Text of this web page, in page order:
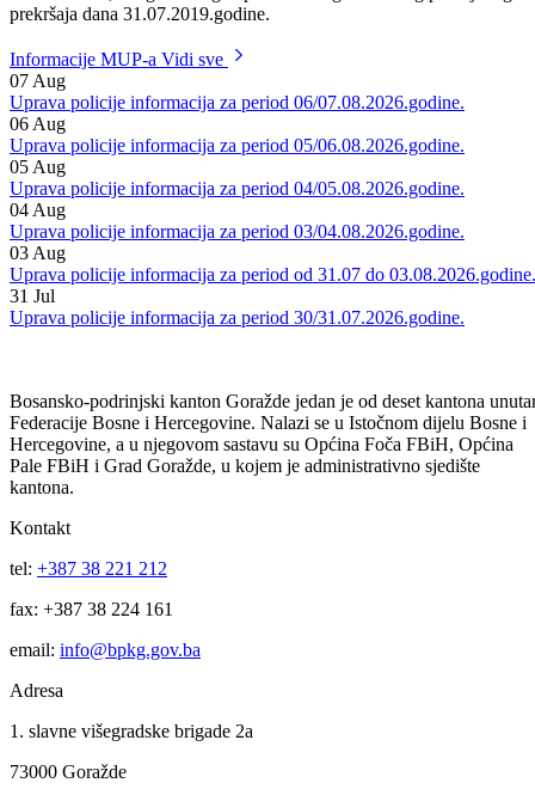
Dana 05.08.2019 godine policijski službenici PS Goražde su protiv
ZOPPJRM-a, zbog fizičkog napada na drugo lice zbog počinjenog
prekršaja dana 31.07.2019.godine.
Informacije MUP-a
07Aug
Uprava policije informacija za period 06/07.08.2026.godine.
06Aug
Uprava policije informacija za period 05/06.08.2026.godine.
05Aug
Uprava policije informacija za period 04/05.08.2026.godine.
04Aug
Uprava policije informacija za period 03/04.08.2026.godine.
03Aug